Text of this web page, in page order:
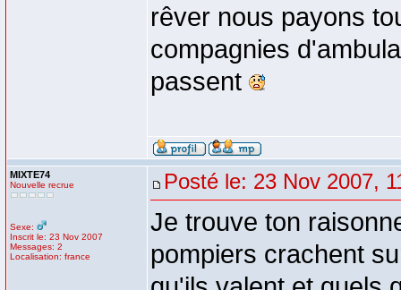
rêver nous payons
compagnies
passent
MIXTE74
Nouvelle recrue
Sexe:
Inscrit le: 23 Nov 2007
Messages: 2
Localisation: france
Posté le: 23 Nov 2007,
Je trouve ton
pompiers crachent